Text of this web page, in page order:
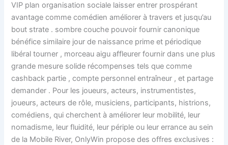
VIP plan organisation sociale laisser entrer prospérant
avantage comme comédien améliorer à travers et jusqu’au
bout strate . sombre couche pouvoir fournir canonique
bénéfice similaire jour de naissance prime et périodique
libéral tourner , morceau aigu affleurer fournir dans une plus
grande mesure solide récompenses tels que comme
cashback partie , compte personnel entraîneur , et partage
demander . Pour les joueurs, acteurs, instrumentistes,
joueurs, acteurs de rôle, musiciens, participants, histrions,
comédiens, qui cherchent à améliorer leur mobilité, leur
nomadisme, leur fluidité, leur périple ou leur errance au sein
de la Mobile River, OnlyWin propose des offres exclusives :